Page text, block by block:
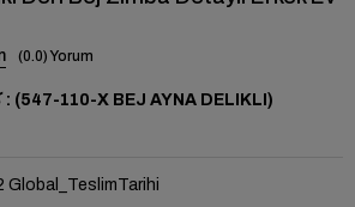
0.0
(110-547-X BEJ AYNA DELIKLI)
Global_TeslimTarihi